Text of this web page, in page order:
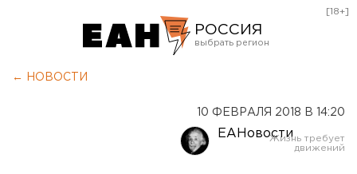
РОССИЯ
Оренбург
[18+]
← НОВОСТИ
10 ФЕВРАЛЯ 2018 В 14:20
ЕАНовости